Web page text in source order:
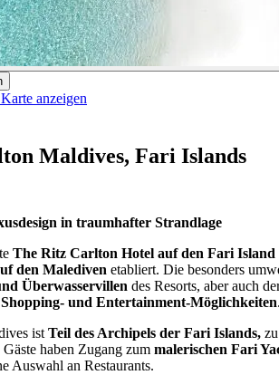
anzeigen
Maldives, Fari Islands
in traumhafter Strandlage
The Ritz Carlton Hotel auf den Fari Island
den Malediven etabliert. Die besonders
Überwasservillen des Resorts, aber auch
und Entertainment-Möglichkeiten.
ist Teil des Archipels der Fari Islands,
haben Zugang zum malerischen Fari
Auswahl an Restaurants.